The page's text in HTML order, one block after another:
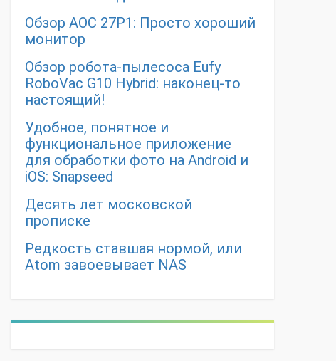
Обзор AOC 27P1: Просто хороший
монитор
Обзор робота-пылесоса Eufy
RoboVac G10 Hybrid: наконец-то
настоящий!
Удобное, понятное и
функциональное приложение
для обработки фото на Android и
iOS: Snapseed
Десять лет московской
прописке
Редкость ставшая нормой, или
Atom завоевывает NAS